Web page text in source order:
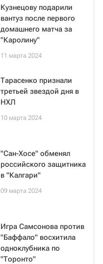
Кузнецову подарили
вантуз после первого
домашнего матча за
"Каролину"
11 марта 2024
Тарасенко признали
третьей звездой дня в
НХЛ
10 марта 2024
"Сан-Хосе" обменял
российского защитника
в "Калгари"
09 марта 2024
Игра Самсонова против
"Баффало" восхитила
одноклубника по
"Торонто"